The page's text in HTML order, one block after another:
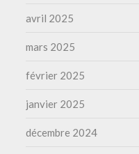
avril 2025
mars 2025
février 2025
janvier 2025
décembre 2024